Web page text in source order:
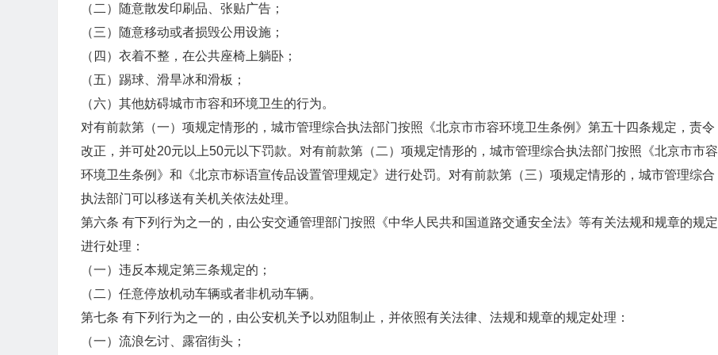
（二）随意散发印刷品、张贴广告；
（三）随意移动或者损毁公用设施；
（四）衣着不整，在公共座椅上躺卧；
（五）踢球、滑旱冰和滑板；
（六）其他妨碍城市市容和环境卫生的行为。
对有前款第（一）项规定情形的，城市管理综合执法部门按照《北京市市容环境卫生条例》第五十四条规定，责令
改正，并可处20元以上50元以下罚款。对有前款第（二）项规定情形的，城市管理综合执法部门按照《北京市市容
环境卫生条例》和《北京市标语宣传品设置管理规定》进行处罚。对有前款第（三）项规定情形的，城市管理综合
执法部门可以移送有关机关依法处理。
第六条 有下列行为之一的，由公安交通管理部门按照《中华人民共和国道路交通安全法》等有关法规和规章的规定
进行处理：
（一）违反本规定第三条规定的；
（二）任意停放机动车辆或者非机动车辆。
第七条 有下列行为之一的，由公安机关予以劝阻制止，并依照有关法律、法规和规章的规定处理：
（一）流浪乞讨、露宿街头；